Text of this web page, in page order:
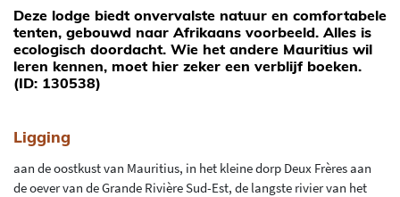
Deze lodge biedt onvervalste natuur en comfortabele
tenten, gebouwd naar Afrikaans voorbeeld. Alles is
ecologisch doordacht. Wie het andere Mauritius wil
leren kennen, moet hier zeker een verblijf boeken.
(ID: 130538)
Ligging
aan de oostkust van Mauritius, in het kleine dorp Deux Frères aan
de oever van de Grande Rivière Sud-Est, de langste rivier van het